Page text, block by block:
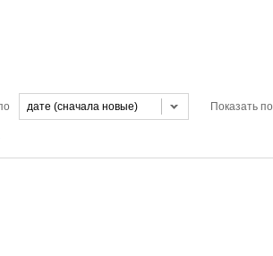
Показать по
дате (сначала новые)